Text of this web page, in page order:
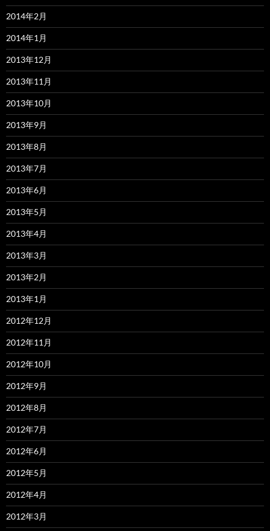
2014年2月
2014年1月
2013年12月
2013年11月
2013年10月
2013年9月
2013年8月
2013年7月
2013年6月
2013年5月
2013年4月
2013年3月
2013年2月
2013年1月
2012年12月
2012年11月
2012年10月
2012年9月
2012年8月
2012年7月
2012年6月
2012年5月
2012年4月
2012年3月